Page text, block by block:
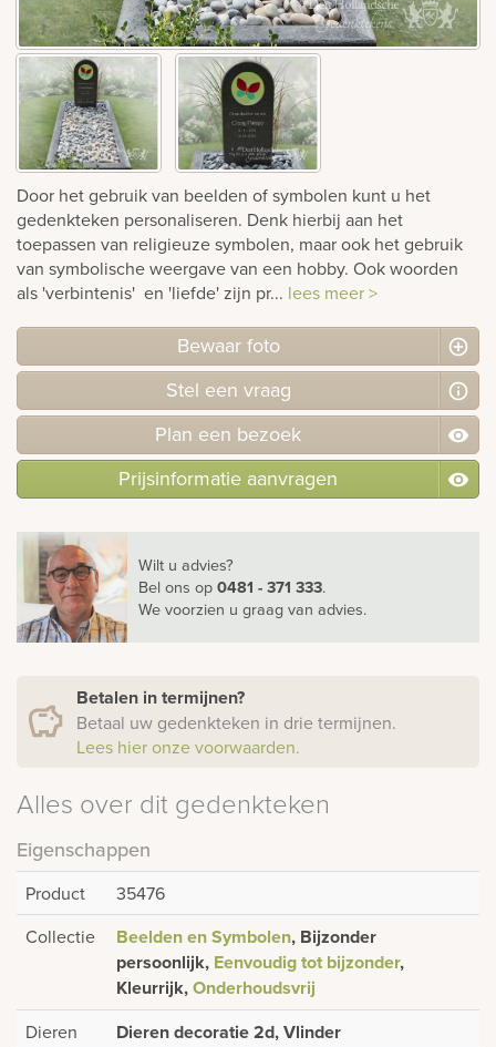
Bekijk
ook:
Door het gebruik van beelden of symbolen kunt u het
gedenkteken personaliseren. Denk hierbij aan het
toepassen van religieuze symbolen, maar ook het gebruik
van symbolische weergave van een hobby. Ook woorden
als 'verbintenis' en 'liefde' zijn pr... lees meer >
Bewaar foto
Stel een vraag
Plan een bezoek
Prijsinformatie aanvragen
Wilt u advies?
Bel ons op0481 - 371 333.
We voorzien u graag van advies.
Betalen in termijnen?
Betaal uw gedenkteken in drie termijnen.
Lees hier onze voorwaarden.
Alles over dit gedenkteken
Eigenschappen
Product
35476
Collectie
Beelden en Symbolen, Bijzonder
persoonlijk, Eenvoudig tot bijzonder,
Kleurrijk,Onderhoudsvrij
Dieren Dieren decoratie 2d, Vlinder